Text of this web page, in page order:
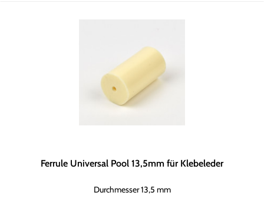
Ferrule Universal Pool 13,5mm für Klebeleder
Durchmesser 13,5 mm